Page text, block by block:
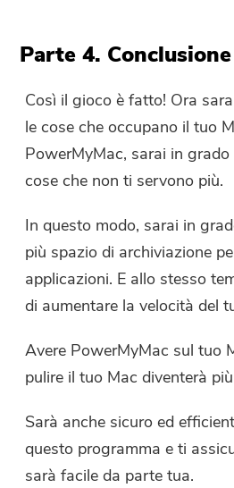
Parte 4. Conclusione
Così il gioco è fatto! Ora
le cose che occupano il tuo
PowerMyMac, sarai in
cose che non ti servono più.
In questo modo, sarai in
più spazio di archiviazione
applicazioni. E allo stesso
di aumentare la velocità del
Avere PowerMyMac sul tuo
pulire il tuo Mac diventerà
Sarà anche sicuro ed
questo programma e ti
sarà facile da parte tua.